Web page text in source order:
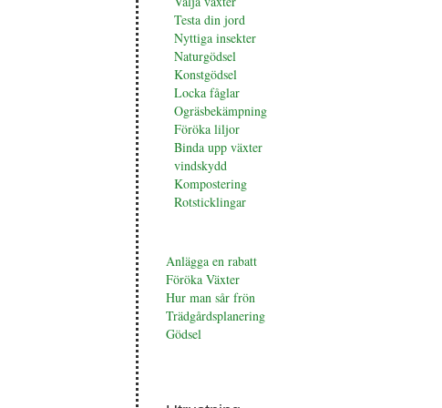
Testa din jord
Nyttiga insekter
Naturgödsel
Konstgödsel
Locka fåglar
Ogräsbekämpning
Föröka liljor
Binda upp växter
vindskydd
Kompostering
Rotsticklingar
Anlägga en rabatt
Föröka Växter
Hur man sår frön
Trädgårdsplanering
Gödsel